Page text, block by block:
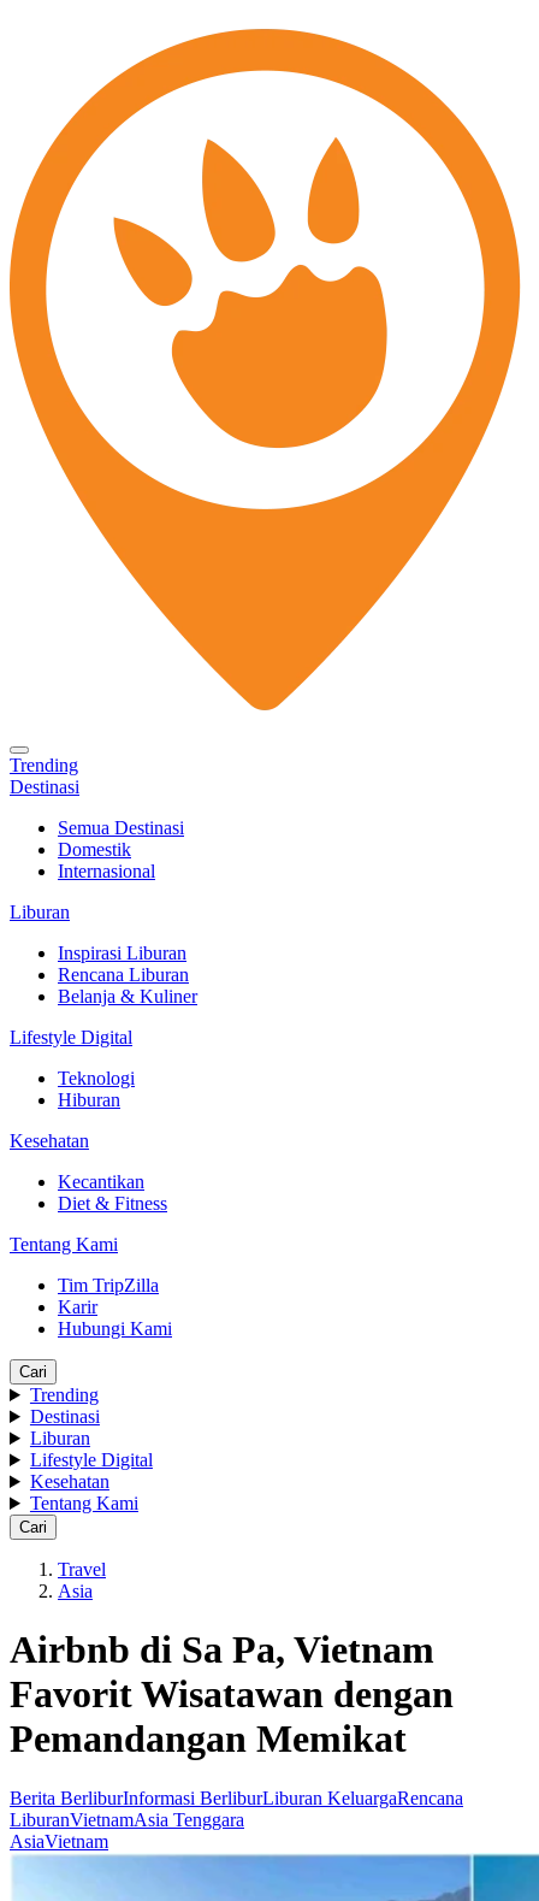
Trending
Destinasi
Semua Destinasi
Domestik
Internasional
Liburan
Inspirasi Liburan
Rencana Liburan
Belanja & Kuliner
Lifestyle Digital
Teknologi
Hiburan
Kesehatan
Kecantikan
Diet & Fitness
Tentang Kami
Tim TripZilla
Karir
Hubungi Kami
Cari
Trending
Destinasi
Liburan
Lifestyle Digital
Kesehatan
Tentang Kami
Cari
Travel
Asia
Airbnb di Sa Pa, Vietnam
Favorit Wisatawan dengan
Pemandangan Memikat
Berita BerliburInformasi BerliburLiburan KeluargaRencana
LiburanVietnamAsia Tenggara
AsiaVietnam